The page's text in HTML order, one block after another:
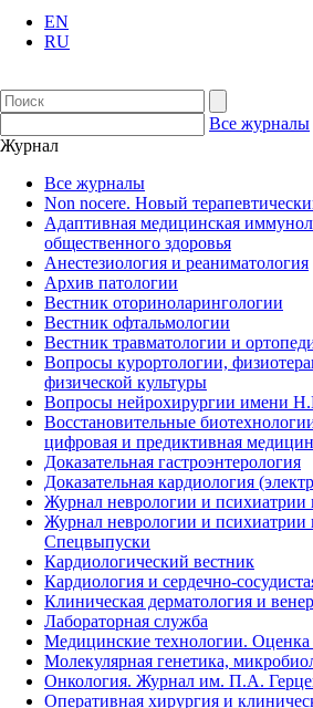
EN
RU
Все журналы
Журнал
Все журналы
Non nocere. Новый
Адаптивная медицинская
общественного здоровья
Анестезиология и реаниматология
Архив патологии
Вестник оториноларингологии
Вестник офтальмологии
Вестник травматологии и
Вопросы курортологии,
физической культуры
Вопросы нейрохирургии имени
Восстановительные
цифровая и предиктивная
Доказательная гастроэнтерология
Доказательная кардиология
Журнал неврологии и
Журнал неврологии и
Спецвыпуски
Кардиологический вестник
Кардиология и сердечно-
Клиническая дерматология и
Лабораторная служба
Медицинские технологии.
Молекулярная генетика,
Онкология. Журнал им. П.А.
Оперативная хирургия и